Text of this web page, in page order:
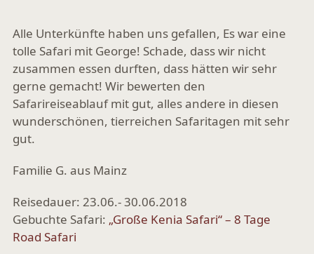
Alle Unterkünfte haben uns gefallen, Es war eine
tolle Safari mit George! Schade, dass wir nicht
zusammen essen durften, dass hätten wir sehr
gerne gemacht! Wir bewerten den
Safarireiseablauf mit gut, alles andere in diesen
wunderschönen, tierreichen Safaritagen mit sehr
gut.
Familie G. aus Mainz
Reisedauer: 23.06.- 30.06.2018
Gebuchte Safari: „Große Kenia Safari“ – 8 Tage
Road Safari